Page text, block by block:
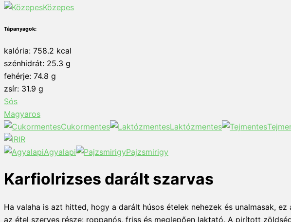
Közepes
Tápanyagok:
kalória: 758.2 kcal
szénhidrát: 25.3 g
fehérje: 74.8 g
zsír: 31.9 g
Sós
Magyaros
Cukormentes
Laktózmentes
IR
Agyalapi
Pajzsmirigy
Karfiolrizses darált szarvas
Ha valaha is azt hitted, hogy a darált húsos ételek nehezek és unalmasak,
az étel szerves része: roppanós, friss és meglepően laktató. A pirított